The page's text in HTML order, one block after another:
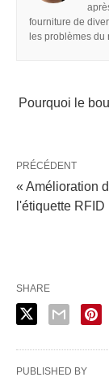
fourniture de
les problèmes du
Pourquoi le
PRÉCÉDENT
« Amélioration
l'étiquette
SHARE
PUBLISHED BY